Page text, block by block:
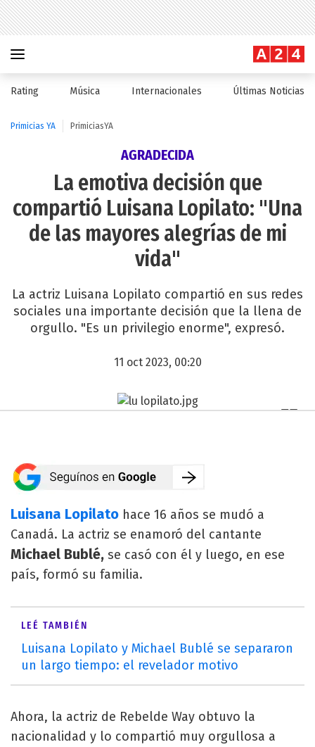
Rating Música Internacionales Últimas Noticias
Primicias YA PrimiciasYA
AGRADECIDA
La emotiva decisión que
compartió Luisana Lopilato: "Una
de las mayores alegrías de mi
vida"
La actriz Luisana Lopilato compartió en sus redes
sociales una importante decisión que la llena de
orgullo. "Es un privilegio enorme", expresó.
11 oct 2023, 00:20
Luisana Lopilato hace 16 años se mudó a
Canadá. La actriz se enamoró del cantante
Michael Bublé, se casó con él y luego, en ese
país, formó su familia.
LEÉ TAMBIÉN
Luisana Lopilato y Michael Bublé se separaron
un largo tiempo: el revelador motivo
Ahora, la actriz de Rebelde Way obtuvo la
nacionalidad y lo compartió muy orgullosa a